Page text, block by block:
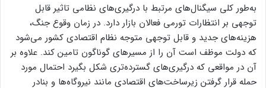
به‌طور کلی سیگنال‌های مرتبط با درگیری‌های نظامی تاثیر قابل
توجهی بر انتظارات تورمی فعالان بازار دارد. در زمان وقوع جنگ،
هزینه‌های جدید و قابل توجهی متوجه نظام اقتصادی کشور می‌شود
که دولت موظف است آن را از مسیرهای گوناگون تامین کند. علاوه بر
آن در مواقعی که درگیری‌های گسترده‌تری شکل بگیرد احتمال مورد
حمله قرار گرفتن زیرساخت‌های اقتصادی مانند نیروگاه‌ها و بنادر